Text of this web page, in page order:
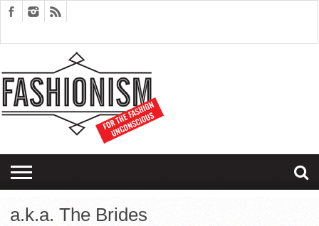
EDITORIALS
COUPLES
THERAPY
SARTORIAGRAM
a.k.a. The Brides